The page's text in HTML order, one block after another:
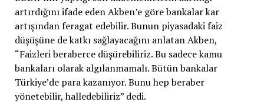
artırdığını ifade eden Akben’e göre bankalar kar
artışından feragat edebilir. Bunun piyasadaki faiz
düşüşüne de katkı sağlayacağını anlatan Akben,
“Faizleri beraberce düşürebiliriz. Bu sadece kamu
bankaları olarak algılanmamalı. Bütün bankalar
Türkiye’de para kazanıyor. Bunu hep beraber
yönetebilir, halledebiliriz” dedi.